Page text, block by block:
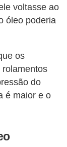
voltasse ao
óleo poderia
os
rolamentos
do
é maior e o